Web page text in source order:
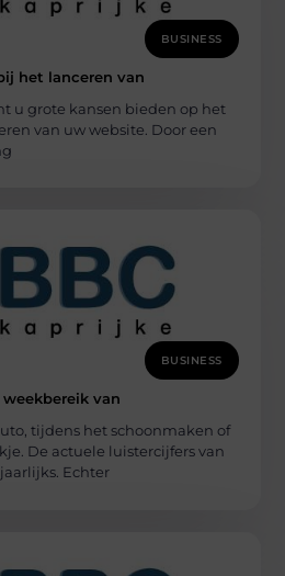
BUSINESS
het lanceren van
u grote kansen bieden op het
van uw website. Door een
BUSINESS
van
tijdens het schoonmaken of
De actuele luistercijfers van
Echter